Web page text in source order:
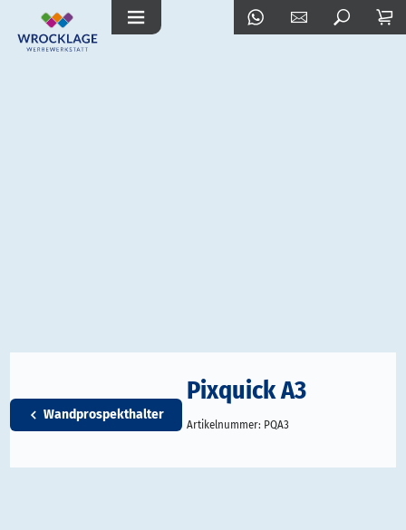
Wandprospekthalter
Pixquick A3
Artikelnummer: PQA3